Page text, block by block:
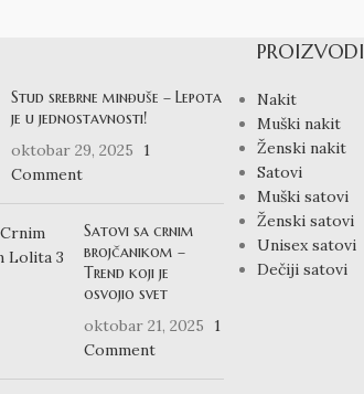
Stud srebrne minđuše – Lepota
je u jednostavnosti!
oktobar 29, 2025
1
Comment
Satovi sa crnim
brojčanikom –
Trend koji je
osvojio svet
oktobar 21, 2025
1
Comment
PROIZVODI
Nakit
Muški nakit
Ženski nakit
Satovi
Muški satovi
Ženski satovi
Unisex satovi
Dečiji satovi